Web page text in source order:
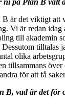
B är det viktigt att
Vi är redan
till akademin
tilltalas
olika
tillsammans
för att få
B, vad är det för